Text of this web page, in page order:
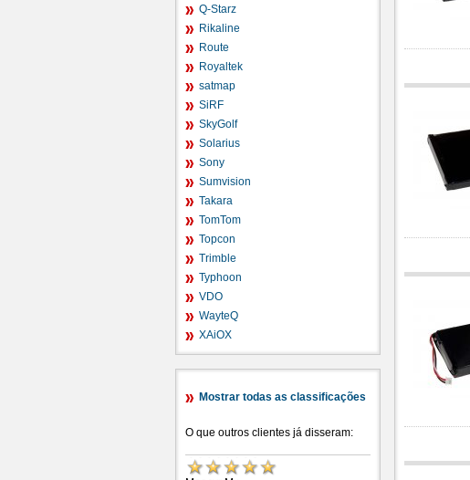
Q-Starz
Rikaline
Route
Royaltek
satmap
SiRF
SkyGolf
Solarius
Sony
Sumvision
Takara
TomTom
Topcon
Trimble
Typhoon
VDO
WayteQ
XAiOX
Mostrar todas as classificações
O que outros clientes já disseram: